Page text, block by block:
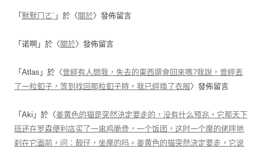
「 默默ㄇㄛˋ 」於〈 關於〉發佈留言
「 诺啊 」於〈 關於〉發佈留言
「 Atlas 」於〈曾經有人問我，失去的東西還會回來嗎?我說，曾經丟
了一粒釦子，等到找回那粒釦子時，我已經換了衣服〉發佈留言
「 Aki 」於〈姜黄色的猫是突然決定要走的，没有什么预兆，它那天下
班还在罗森便利店买了一串鸡脆骨，一个饭团，这时一个摩的佬呼地
刹在它面前，问：靓仔，坐摩的吗。姜黄色的猫突然決定要走，它说